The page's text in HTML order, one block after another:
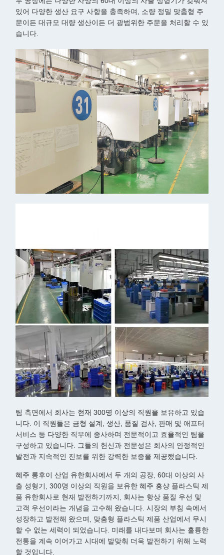
있어 다양한 생산 요구 사항을 충족하며, 소량 정밀 맞춤형 주
문이든 대규모 대량 생산이든 더 광범위한 주문을 처리할 수 있
습니다.
팀 측면에서 회사는 현재 300명 이상의 직원을 보유하고 있습
니다. 이 직원들은 금형 설계, 생산, 품질 검사, 판매 및 애프터
서비스 등 다양한 직무에 종사하며 전문적이고 효율적인 팀을
구성하고 있습니다. 그들의 헌신과 전문성은 회사의 안정적인
발전과 지속적인 진보를 위한 강력한 보증을 제공했습니다.
혜주 롱후이 산업 유한회사에서 두 개의 공장, 60대 이상의 사
출 성형기, 300명 이상의 직원을 보유한 혜주 홍샹 플라스틱 제
품 유한회사로 현재 발전하기까지, 회사는 항상 품질 우선 및
고객 우선이라는 개념을 고수해 왔습니다. 시장의 부침 속에서
성장하고 발전해 왔으며, 맞춤형 플라스틱 제품 산업에서 무시
할 수 없는 세력이 되었습니다. 미래를 내다보며 회사는 훌륭한
전통을 계속 이어가고 시대에 발맞춰 더욱 발전하기 위해 노력
할 것입니다.